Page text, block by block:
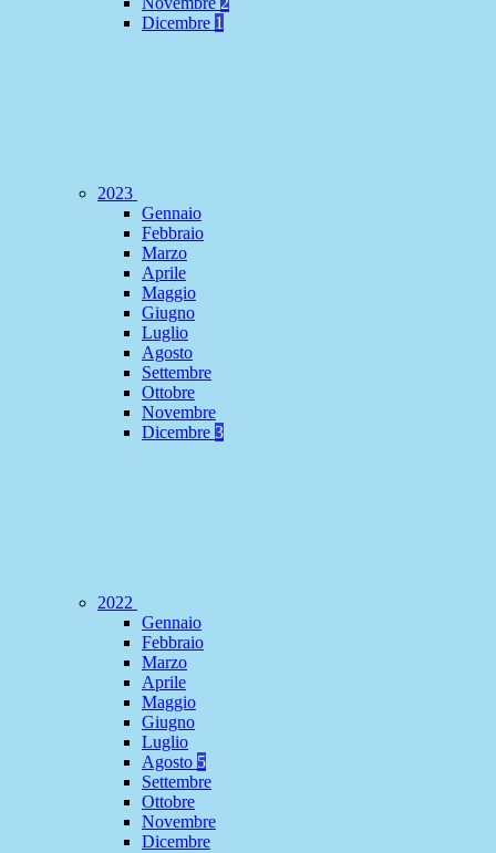
Dicembre 1
2023
Gennaio
Febbraio
Marzo
Aprile
Maggio
Giugno
Luglio
Agosto
Settembre
Ottobre
Novembre
Dicembre 3
2022
Gennaio
Febbraio
Marzo
Aprile
Maggio
Giugno
Luglio
Agosto 5
Settembre
Ottobre
Novembre
Dicembre